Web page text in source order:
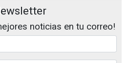
noticias en tu correo!